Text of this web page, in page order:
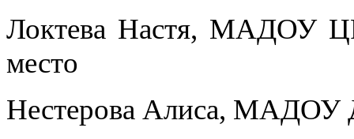
Локтева Настя, МАДОУ
место
Нестерова Алиса, МАДОУ